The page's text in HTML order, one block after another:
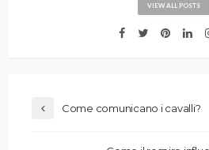
VIEW ALL POSTS
Come comunicano i cavalli?